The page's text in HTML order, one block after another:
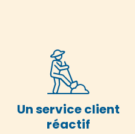
Un service client
réactif